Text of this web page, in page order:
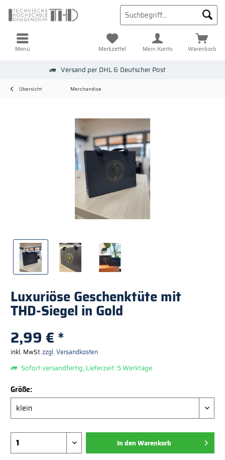
Menü Warenkorb
Merkzettel Mein Konto
Versand per DHL & Deutscher Post
Übersicht Merchandise
Luxuriöse Geschenktüte mit
THD-Siegel in Gold
2,99 € *
inkl. MwSt. zzgl. Versandkosten
Sofort versandfertig, Lieferzeit: 5 Werktage
Größe:
In denWarenkorb